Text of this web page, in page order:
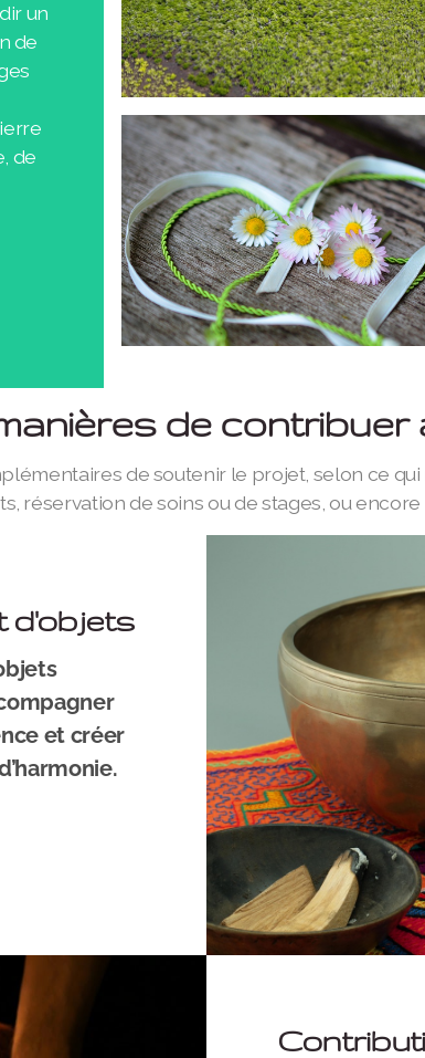
un
de
de
de contribuer
de soutenir le projet, selon ce
réservation de soins ou de stages, ou
d'objets
et créer